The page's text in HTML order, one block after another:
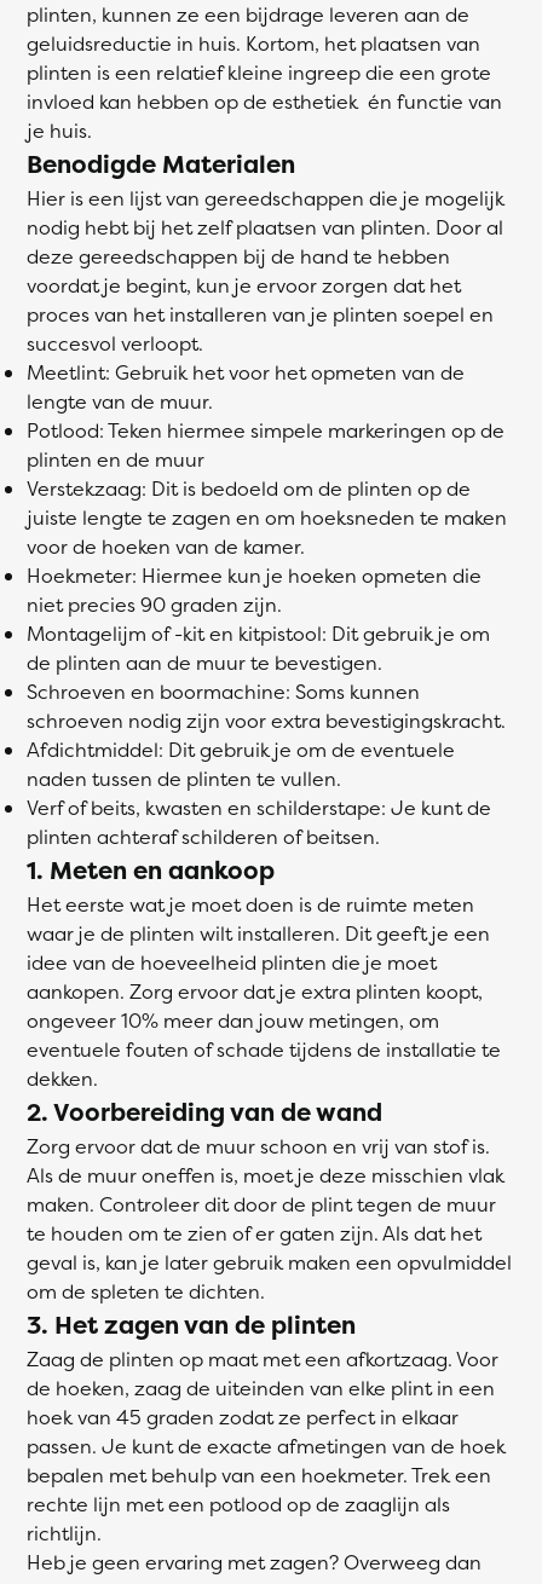
plinten, kunnen ze een bijdrage leveren aan de
geluidsreductie in huis. Kortom, het plaatsen van
plinten is een relatief kleine ingreep die een grote
invloed kan hebben op de esthetiek én functie van
je huis.
Benodigde Materialen
Hier is een lijst van gereedschappen die je mogelijk
nodig hebt bij het zelf plaatsen van plinten. Door al
deze gereedschappen bij de hand te hebben
voordat je begint, kun je ervoor zorgen dat het
proces van het installeren van je plinten soepel en
succesvol verloopt.
Meetlint: Gebruik het voor het opmeten van de
lengte van de muur.
Potlood: Teken hiermee simpele markeringen op de
plinten en de muur
Verstekzaag: Dit is bedoeld om de plinten op de
juiste lengte te zagen en om hoeksneden te maken
voor de hoeken van de kamer.
Hoekmeter: Hiermee kun je hoeken opmeten die
niet precies 90 graden zijn.
Montagelijm of -kit en kitpistool: Dit gebruik je om
de plinten aan de muur te bevestigen.
Schroeven en boormachine: Soms kunnen
schroeven nodig zijn voor extra bevestigingskracht.
Afdichtmiddel: Dit gebruik je om de eventuele
naden tussen de plinten te vullen.
Verf of beits, kwasten en schilderstape: Je kunt de
plinten achteraf schilderen of beitsen.
1. Meten en aankoop
Het eerste wat je moet doen is de ruimte meten
waar je de plinten wilt installeren. Dit geeft je een
idee van de hoeveelheid plinten die je moet
aankopen. Zorg ervoor dat je extra plinten koopt,
ongeveer 10% meer dan jouw metingen, om
eventuele fouten of schade tijdens de installatie te
dekken.
2. Voorbereiding van de wand
Zorg ervoor dat de muur schoon en vrij van stof is.
Als de muur oneffen is, moet je deze misschien vlak
maken. Controleer dit door de plint tegen de muur
te houden om te zien of er gaten zijn. Als dat het
geval is, kan je later gebruik maken een opvulmiddel
om de spleten te dichten.
3. Het zagen van de plinten
Zaag de plinten op maat met een afkortzaag. Voor
de hoeken, zaag de uiteinden van elke plint in een
hoek van 45 graden zodat ze perfect in elkaar
passen. Je kunt de exacte afmetingen van de hoek
bepalen met behulp van een hoekmeter. Trek een
rechte lijn met een potlood op de zaaglijn als
richtlijn.
Heb je geen ervaring met zagen? Overweeg dan